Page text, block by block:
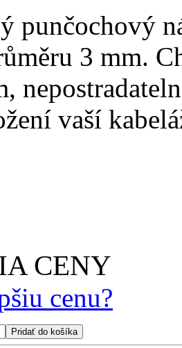
punčochový
3 mm.
vaší
CENY
cenu?